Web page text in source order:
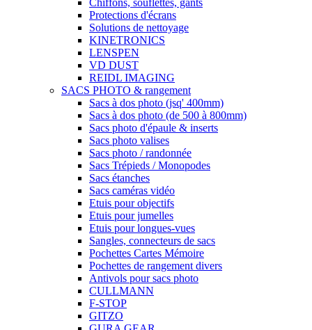
Chiffons, souflettes, gants
Protections d'écrans
Solutions de nettoyage
KINETRONICS
LENSPEN
VD DUST
REIDL IMAGING
SACS PHOTO & rangement
Sacs à dos photo (jsq' 400mm)
Sacs à dos photo (de 500 à 800mm)
Sacs photo d'épaule & inserts
Sacs photo valises
Sacs photo / randonnée
Sacs Trépieds / Monopodes
Sacs étanches
Sacs caméras vidéo
Etuis pour objectifs
Etuis pour jumelles
Etuis pour longues-vues
Sangles, connecteurs de sacs
Pochettes Cartes Mémoire
Pochettes de rangement divers
Antivols pour sacs photo
CULLMANN
F-STOP
GITZO